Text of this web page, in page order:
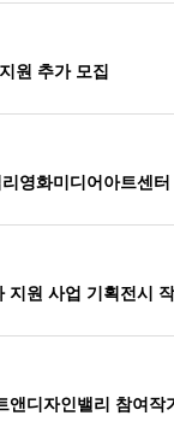
원 추가 모집
영화미디어아트센
지원 사업 기획전시
디자인밸리 참여작